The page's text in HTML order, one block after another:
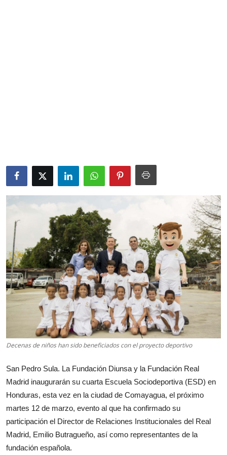
Decenas de niños han sido beneficiados con el proyecto deportivo
San Pedro Sula. La Fundación Diunsa y la Fundación Real
Madrid inaugurarán su cuarta Escuela Sociodeportiva (ESD) en
Honduras, esta vez en la ciudad de Comayagua, el próximo
martes 12 de marzo, evento al que ha confirmado su
participación el Director de Relaciones Institucionales del Real
Madrid, Emilio Butragueño, así como representantes de la
fundación española.